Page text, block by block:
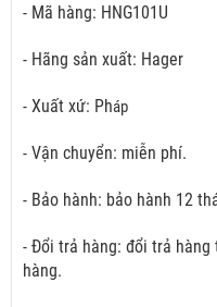
- Mã hàng: HNG101U
- Hãng sản xuất: Hager
- Xuất xứ: Pháp
- Vận chuyển: miễn phí.
- Bảo hành: bảo hành 12
- Đổi trả hàng: đổi trả hàng
hàng.